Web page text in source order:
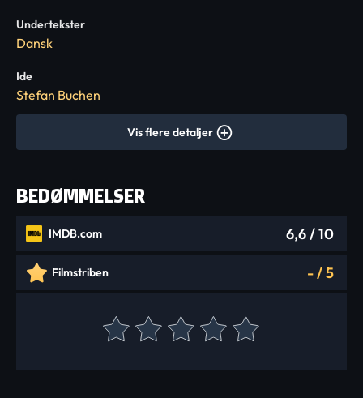
Undertekster
Dansk
Ide
Stefan Buchen
Vis flere detaljer
BEDØMMELSER
IMDB.com 6,6/ 10
Filmstriben -/5